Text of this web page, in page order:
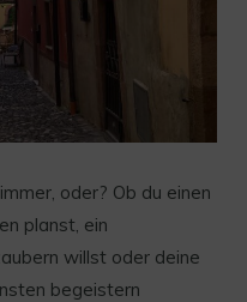
oder? Ob du einen
planst, ein
willst oder deine
begeistern